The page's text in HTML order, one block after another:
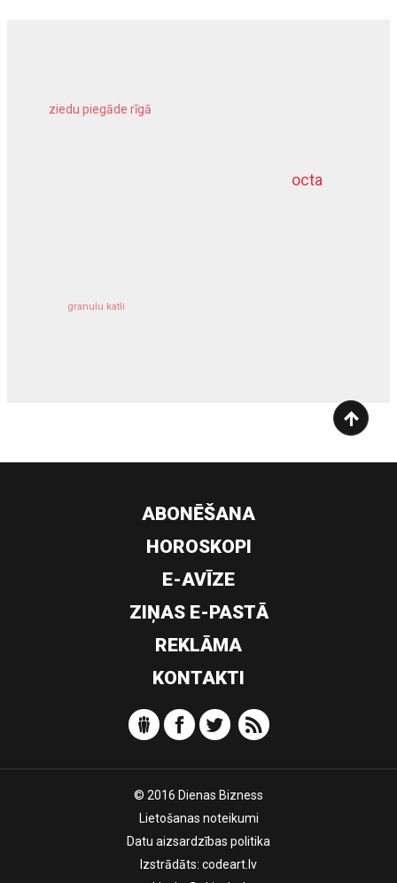
octa
ziedu piegāde rīgā
granulu katli
dziļurbums
ABONĒŠANA
HOROSKOPI
E-AVĪZE
ZIŅAS E-PASTĀ
REKLĀMA
KONTAKTI
© 2016 Dienas Bizness
Lietošanas noteikumi
Datu aizsardzības politika
Izstrādāts: codeart.lv